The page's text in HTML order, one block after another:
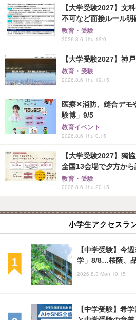
【大学受験2027】文
不可など面接ルール明
教育・受験
2026.8.6 Thu 19:0
【大学受験2027】神
教育・受験
2026.8.6 Thu 19:15
医療✕消防、縫合デモ
験博」9/5
教育イベント
2026.8.6 Thu 0:15
【大学受験2027】獨
全国13会場で夕方か
教育・受験
2026.8.6 Thu 20:15
小学生アクセスラ
【中学受験】今
学」8/8…桜蔭、
2026.8.3 Mon 10:15
【中学受験】希